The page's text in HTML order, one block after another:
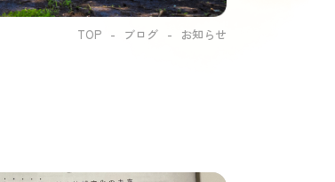
TOP ブログ お知らせ